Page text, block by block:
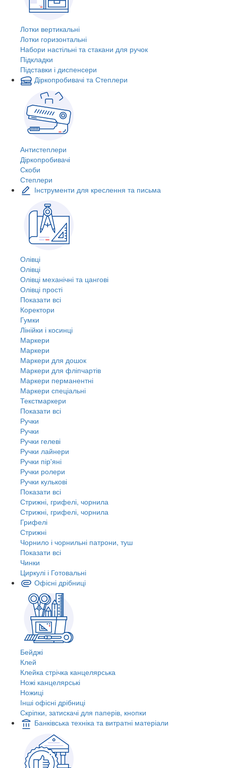
Лотки вертикальні
Лотки горизонтальні
Набори настільні та стакани для ручок
Підкладки
Підставки і диспенсери
Діркопробивачі та Степлери
Антистеплери
Діркопробивачі
Скоби
Степлери
Інструменти для креслення та письма
Олівці
Олівці
Олівці механічні та цангові
Олівці прості
Показати всі
Коректори
Гумки
Лінійки і косинці
Маркери
Маркери
Маркери для дошок
Маркери для фліпчартів
Маркери перманентні
Маркери спеціальні
Текстмаркери
Показати всі
Ручки
Ручки
Ручки гелеві
Ручки лайнери
Ручки пір'яні
Ручки ролери
Ручки кулькові
Показати всі
Стрижні, грифелі, чорнила
Стрижні, грифелі, чорнила
Грифелі
Стрижні
Чорнило і чорнильні патрони, туш
Показати всі
Чинки
Циркулі і Готовальні
Офісні дрібниці
Бейджі
Клей
Клейка стрічка канцелярська
Ножі канцелярські
Ножиці
Інші офісні дрібниці
Скріпки, затискачі для паперів, кнопки
Банківська техніка та витратні матеріали